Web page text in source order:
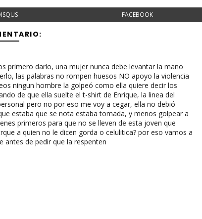
FACEBOOK
primero darlo, una mujer nunca debe levantar la mano
las palabras no rompen huesos NO apoyo la violencia
ningun hombre la golpeó como ella quiere decir los
de que ella suelte el t-shirt de Enrique, la linea del
pero no por eso me voy a cegar, ella no debió
estaba que se nota estaba tomada, y menos golpear a
primeros para que no se lleven de esta joven que
a quien no le dicen gorda o celulitica? por eso vamos a
antes de pedir que la respenten